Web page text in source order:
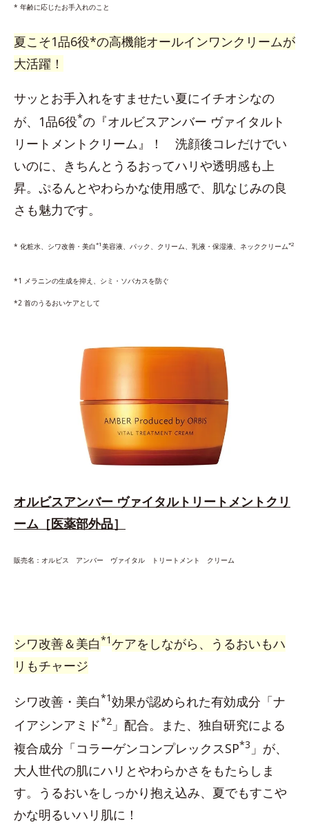
* 年齢に応じたお手入れのこと
夏こそ1品6役*の高機能オールインワンクリームが
大活躍！
サッとお手入れをすませたい夏にイチオシなの
が、1品6役*の『オルビスアンバー ヴァイタルト
リートメントクリーム』！ 洗顔後コレだけでい
いのに、きちんとうるおってハリや透明感も上
昇。ぷるんとやわらかな使用感で、肌なじみの良
さも魅力です。
* 化粧水、シワ改善・美白*1美容液、パック、クリーム、乳液・保湿液、ネッククリーム*2
*1 メラニンの生成を抑え、シミ・ソバカスを防ぐ
*2 首のうるおいケアとして
オルビスアンバー ヴァイタルトリートメントクリ
ーム［医薬部外品］
販売名：オルビス アンバー ヴァイタル トリートメント クリーム
シワ改善＆美白*1ケアをしながら、うるおいもハ
リもチャージ
シワ改善・美白*1効果が認められた有効成分「ナ
イアシンアミド*2 」配合。また、独自研究による
複合成分「コラーゲンコンプレックスSP*3 」が、
大人世代の肌にハリとやわらかさをもたらしま
す。うるおいをしっかり抱え込み、夏でもすこや
かな明るいハリ肌に！